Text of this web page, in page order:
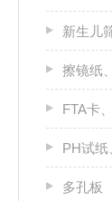
新生儿
擦镜纸
FTA卡
PH试纸
多孔板